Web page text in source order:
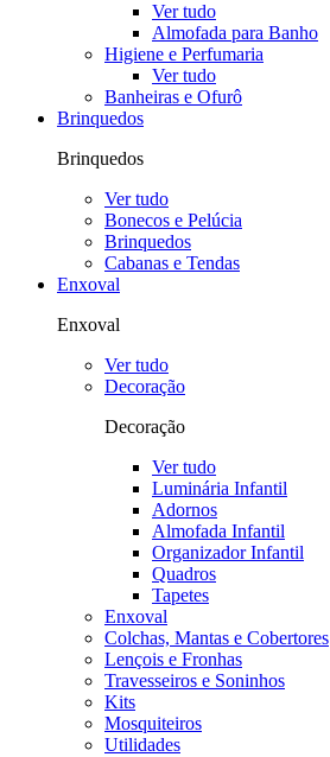
Ver tudo
Almofada para Banho
Higiene e Perfumaria
Ver tudo
Banheiras e Ofurô
Brinquedos
Brinquedos
Ver tudo
Bonecos e Pelúcia
Brinquedos
Cabanas e Tendas
Enxoval
Enxoval
Ver tudo
Decoração
Decoração
Ver tudo
Luminária Infantil
Adornos
Almofada Infantil
Organizador Infantil
Quadros
Tapetes
Enxoval
Colchas, Mantas e Cobertores
Lençois e Fronhas
Travesseiros e Soninhos
Kits
Mosquiteiros
Utilidades